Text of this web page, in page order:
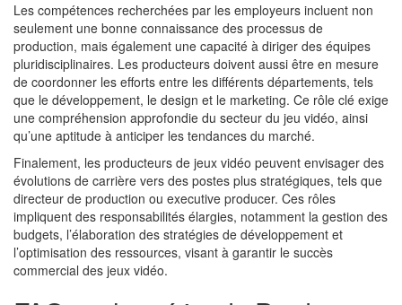
Les compétences recherchées par les employeurs incluent non
seulement une bonne connaissance des processus de
production, mais également une capacité à diriger des équipes
pluridisciplinaires. Les producteurs doivent aussi être en mesure
de coordonner les efforts entre les différents départements, tels
que le développement, le design et le marketing. Ce rôle clé exige
une compréhension approfondie du secteur du jeu vidéo, ainsi
qu’une aptitude à anticiper les tendances du marché.
Finalement, les producteurs de jeux vidéo peuvent envisager des
évolutions de carrière vers des postes plus stratégiques, tels que
directeur de production ou executive producer. Ces rôles
impliquent des responsabilités élargies, notamment la gestion des
budgets, l’élaboration des stratégies de développement et
l’optimisation des ressources, visant à garantir le succès
commercial des jeux vidéo.